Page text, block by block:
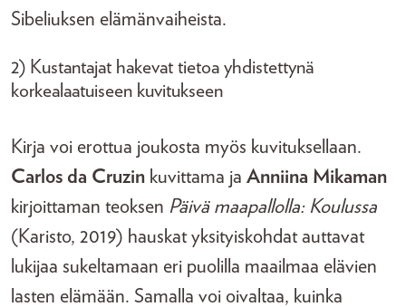
Sibeliuksen elämänvaiheista.
2) Kustantajat hakevat tietoa yhdistettynä
korkealaatuiseen kuvitukseen
Kirja voi erottua joukosta myös kuvituksellaan.
Carlos da Cruzin kuvittama ja Anniina Mikaman
kirjoittaman teoksen Päivä maapallolla: Koulussa
(Karisto, 2019) hauskat yksityiskohdat auttavat
lukijaa sukeltamaan eri puolilla maailmaa elävien
lasten elämään. Samalla voi oivaltaa, kuinka